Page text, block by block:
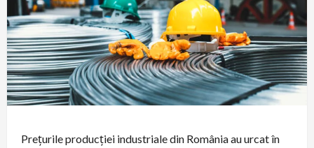
Preţurile producţiei industriale din România au urcat în